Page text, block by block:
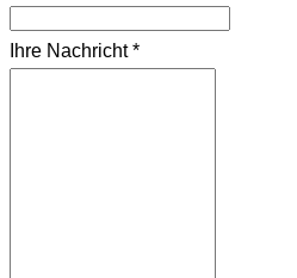
Ihre Nachricht*